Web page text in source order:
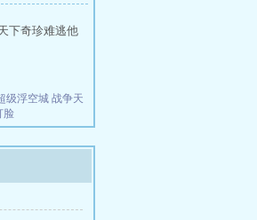
下奇珍难逃他
级浮空城 战争天
脸